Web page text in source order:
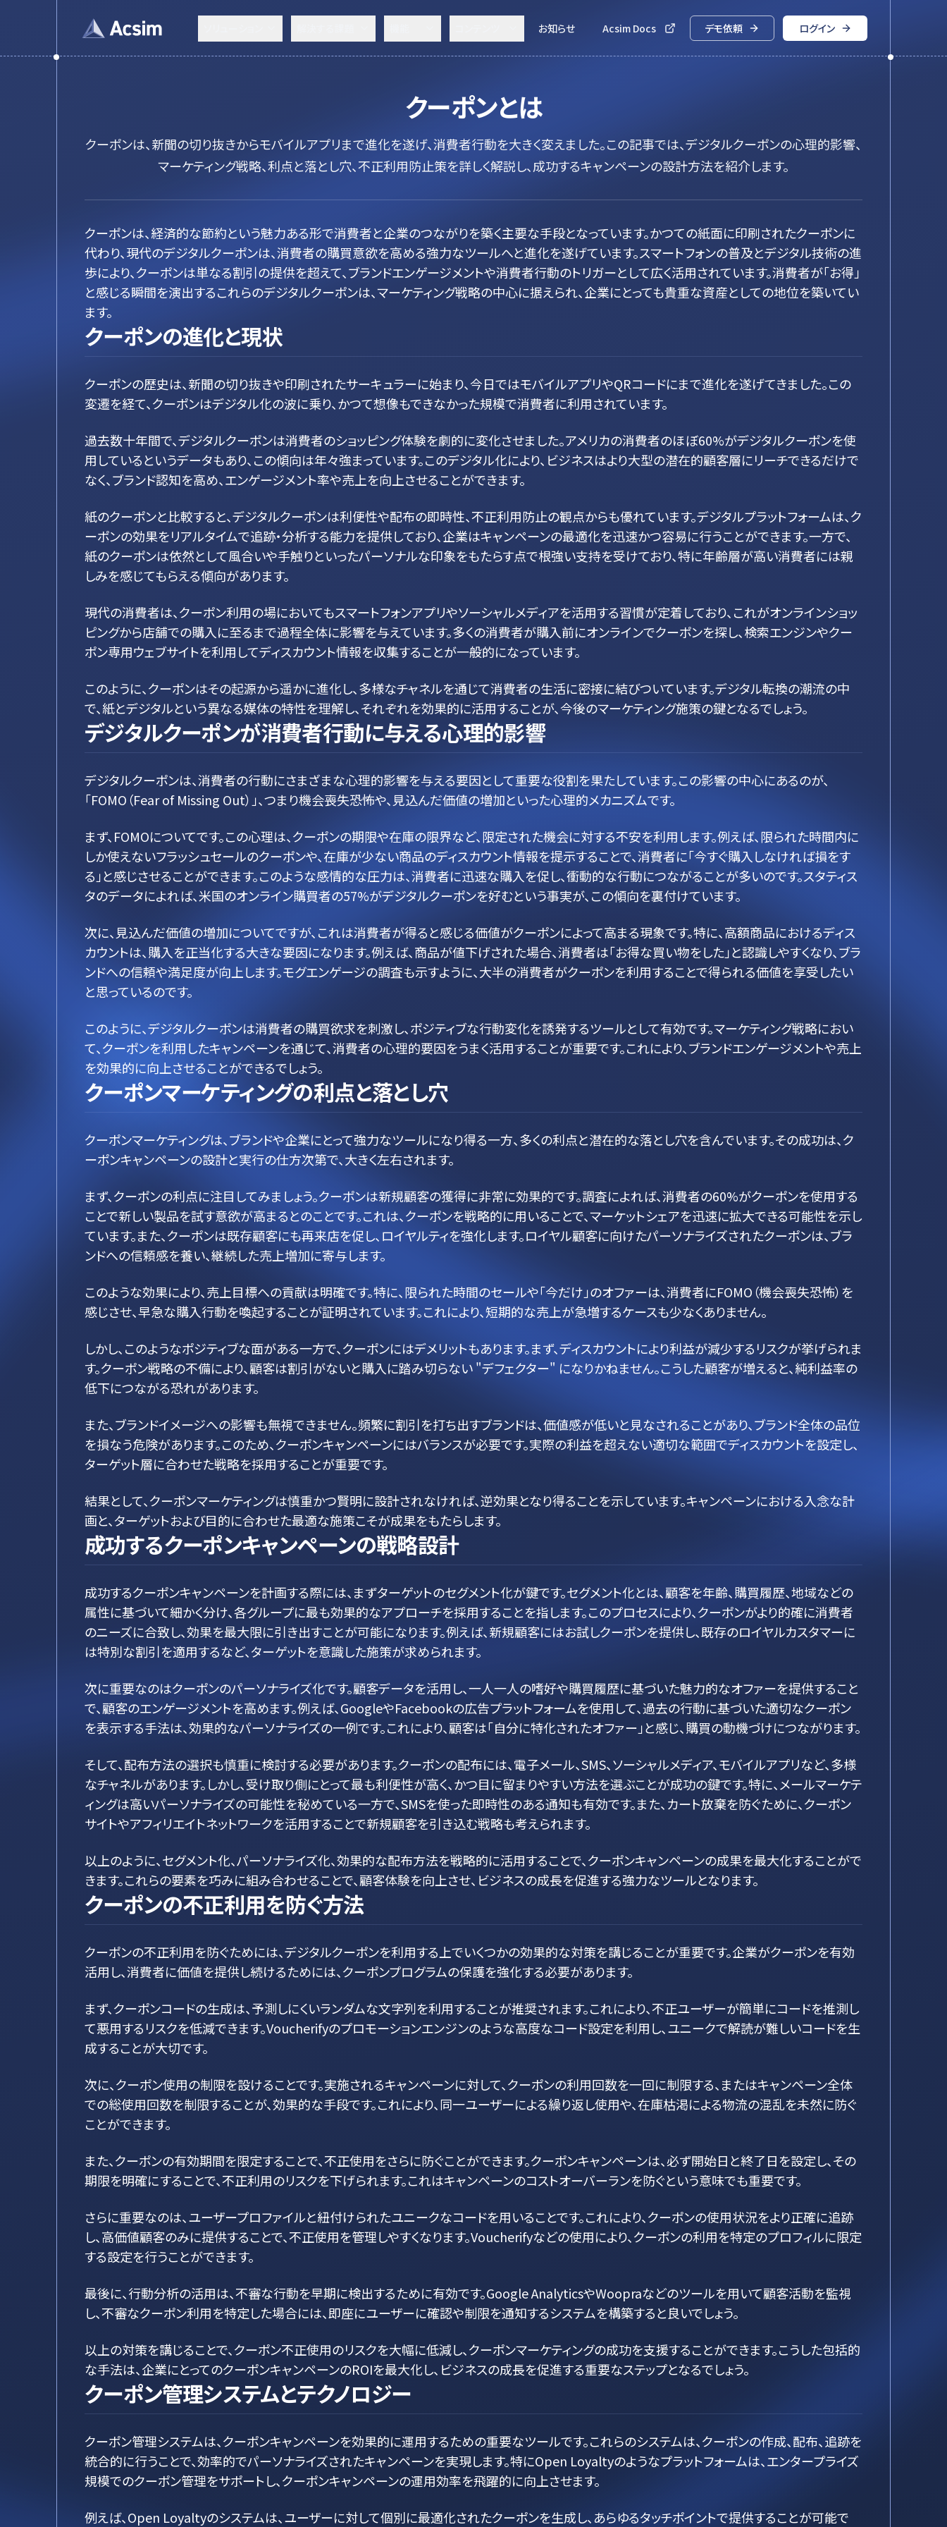
お知らせ Acsim Docs デモ依頼 ログイン
クーポンとは
クーポンは、新聞の切り抜きからモバイルアプリまで進化を遂げ、消費者行動を大きく変えました。この記事では、デジタルクーポンの心理的影響、
マーケティング戦略、利点と落とし穴、不正利用防止策を詳しく解説し、成功するキャンペーンの設計方法を紹介します。
クーポンは、経済的な節約という魅力ある形で消費者と企業のつながりを築く主要な手段となっています。かつての紙面に印刷されたクーポンに
代わり、現代のデジタルクーポンは、消費者の購買意欲を高める強力なツールへと進化を遂げています。スマートフォンの普及とデジタル技術の進
歩により、クーポンは単なる割引の提供を超えて、ブランドエンゲージメントや消費者行動のトリガーとして広く活用されています。消費者が「お得」
と感じる瞬間を演出するこれらのデジタルクーポンは、マーケティング戦略の中心に据えられ、企業にとっても貴重な資産としての地位を築いてい
ます。
クーポンの進化と現状
クーポンの歴史は、新聞の切り抜きや印刷されたサーキュラーに始まり、今日ではモバイルアプリやQRコードにまで進化を遂げてきました。この
変遷を経て、クーポンはデジタル化の波に乗り、かつて想像もできなかった規模で消費者に利用されています。
過去数十年間で、デジタルクーポンは消費者のショッピング体験を劇的に変化させました。アメリカの消費者のほぼ60%がデジタルクーポンを使
用しているというデータもあり、この傾向は年々強まっています。このデジタル化により、ビジネスはより大型の潜在的顧客層にリーチできるだけで
なく、ブランド認知を高め、エンゲージメント率や売上を向上させることができます。
紙のクーポンと比較すると、デジタルクーポンは利便性や配布の即時性、不正利用防止の観点からも優れています。デジタルプラットフォームは、ク
ーポンの効果をリアルタイムで追跡・分析する能力を提供しており、企業はキャンペーンの最適化を迅速かつ容易に行うことができます。一方で、
紙のクーポンは依然として風合いや手触りといったパーソナルな印象をもたらす点で根強い支持を受けており、特に年齢層が高い消費者には親
しみを感じてもらえる傾向があります。
現代の消費者は、クーポン利用の場においてもスマートフォンアプリやソーシャルメディアを活用する習慣が定着しており、これがオンラインショッ
ピングから店舗での購入に至るまで過程全体に影響を与えています。多くの消費者が購入前にオンラインでクーポンを探し、検索エンジンやクー
ポン専用ウェブサイトを利用してディスカウント情報を収集することが一般的になっています。
このように、クーポンはその起源から遥かに進化し、多様なチャネルを通じて消費者の生活に密接に結びついています。デジタル転換の潮流の中
で、紙とデジタルという異なる媒体の特性を理解し、それぞれを効果的に活用することが、今後のマーケティング施策の鍵となるでしょう。
デジタルクーポンが消費者行動に与える心理的影響
デジタルクーポンは、消費者の行動にさまざまな心理的影響を与える要因として重要な役割を果たしています。この影響の中心にあるのが、
「FOMO（Fear of Missing Out）」、つまり機会喪失恐怖や、見込んだ価値の増加といった心理的メカニズムです。
まず、FOMOについてです。この心理は、クーポンの期限や在庫の限界など、限定された機会に対する不安を利用します。例えば、限られた時間内に
しか使えないフラッシュセールのクーポンや、在庫が少ない商品のディスカウント情報を提示することで、消費者に「今すぐ購入しなければ損をす
る」と感じさせることができます。このような感情的な圧力は、消費者に迅速な購入を促し、衝動的な行動につながることが多いのです。スタティス
タのデータによれば、米国のオンライン購買者の57%がデジタルクーポンを好むという事実が、この傾向を裏付けています。
次に、見込んだ価値の増加についてですが、これは消費者が得ると感じる価値がクーポンによって高まる現象です。特に、高額商品におけるディス
カウントは、購入を正当化する大きな要因になります。例えば、商品が値下げされた場合、消費者は「お得な買い物をした」と認識しやすくなり、ブラ
ンドへの信頼や満足度が向上します。モグエンゲージの調査も示すように、大半の消費者がクーポンを利用することで得られる価値を享受したい
と思っているのです。
このように、デジタルクーポンは消費者の購買欲求を刺激し、ポジティブな行動変化を誘発するツールとして有効です。マーケティング戦略におい
て、クーポンを利用したキャンペーンを通じて、消費者の心理的要因をうまく活用することが重要です。これにより、ブランドエンゲージメントや売上
を効果的に向上させることができるでしょう。
クーポンマーケティングの利点と落とし穴
クーポンマーケティングは、ブランドや企業にとって強力なツールになり得る一方、多くの利点と潜在的な落とし穴を含んでいます。その成功は、ク
ーポンキャンペーンの設計と実行の仕方次第で、大きく左右されます。
まず、クーポンの利点に注目してみましょう。クーポンは新規顧客の獲得に非常に効果的です。調査によれば、消費者の60%がクーポンを使用する
ことで新しい製品を試す意欲が高まるとのことです。これは、クーポンを戦略的に用いることで、マーケットシェアを迅速に拡大できる可能性を示し
ています。また、クーポンは既存顧客にも再来店を促し、ロイヤルティを強化します。ロイヤル顧客に向けたパーソナライズされたクーポンは、ブラ
ンドへの信頼感を養い、継続した売上増加に寄与します。
このような効果により、売上目標への貢献は明確です。特に、限られた時間のセールや「今だけ」のオファーは、消費者にFOMO（機会喪失恐怖）を
感じさせ、早急な購入行動を喚起することが証明されています。これにより、短期的な売上が急増するケースも少なくありません。
しかし、このようなポジティブな面がある一方で、クーポンにはデメリットもあります。まず、ディスカウントにより利益が減少するリスクが挙げられま
す。クーポン戦略の不備により、顧客は割引がないと購入に踏み切らない "デフェクター" になりかねません。こうした顧客が増えると、純利益率の
低下につながる恐れがあります。
また、ブランドイメージへの影響も無視できません。頻繁に割引を打ち出すブランドは、価値感が低いと見なされることがあり、ブランド全体の品位
を損なう危険があります。このため、クーポンキャンペーンにはバランスが必要です。実際の利益を超えない適切な範囲でディスカウントを設定し、
ターゲット層に合わせた戦略を採用することが重要です。
結果として、クーポンマーケティングは慎重かつ賢明に設計されなければ、逆効果となり得ることを示しています。キャンペーンにおける入念な計
画と、ターゲットおよび目的に合わせた最適な施策こそが成果をもたらします。
成功するクーポンキャンペーンの戦略設計
成功するクーポンキャンペーンを計画する際には、まずターゲットのセグメント化が鍵です。セグメント化とは、顧客を年齢、購買履歴、地域などの
属性に基づいて細かく分け、各グループに最も効果的なアプローチを採用することを指します。このプロセスにより、クーポンがより的確に消費者
のニーズに合致し、効果を最大限に引き出すことが可能になります。例えば、新規顧客にはお試しクーポンを提供し、既存のロイヤルカスタマーに
は特別な割引を適用するなど、ターゲットを意識した施策が求められます。
次に重要なのはクーポンのパーソナライズ化です。顧客データを活用し、一人一人の嗜好や購買履歴に基づいた魅力的なオファーを提供すること
で、顧客のエンゲージメントを高めます。例えば、GoogleやFacebookの広告プラットフォームを使用して、過去の行動に基づいた適切なクーポン
を表示する手法は、効果的なパーソナライズの一例です。これにより、顧客は「自分に特化されたオファー」と感じ、購買の動機づけにつながります。
そして、配布方法の選択も慎重に検討する必要があります。クーポンの配布には、電子メール、SMS、ソーシャルメディア、モバイルアプリなど、多様
なチャネルがあります。しかし、受け取り側にとって最も利便性が高く、かつ目に留まりやすい方法を選ぶことが成功の鍵です。特に、メールマーケテ
ィングは高いパーソナライズの可能性を秘めている一方で、SMSを使った即時性のある通知も有効です。また、カート放棄を防ぐために、クーポン
サイトやアフィリエイトネットワークを活用することで新規顧客を引き込む戦略も考えられます。
以上のように、セグメント化、パーソナライズ化、効果的な配布方法を戦略的に活用することで、クーポンキャンペーンの成果を最大化することがで
きます。これらの要素を巧みに組み合わせることで、顧客体験を向上させ、ビジネスの成長を促進する強力なツールとなります。
クーポンの不正利用を防ぐ方法
クーポンの不正利用を防ぐためには、デジタルクーポンを利用する上でいくつかの効果的な対策を講じることが重要です。企業がクーポンを有効
活用し、消費者に価値を提供し続けるためには、クーポンプログラムの保護を強化する必要があります。
まず、クーポンコードの生成は、予測しにくいランダムな文字列を利用することが推奨されます。これにより、不正ユーザーが簡単にコードを推測し
て悪用するリスクを低減できます。Voucherifyのプロモーションエンジンのような高度なコード設定を利用し、ユニークで解読が難しいコードを生
成することが大切です。
次に、クーポン使用の制限を設けることです。実施されるキャンペーンに対して、クーポンの利用回数を一回に制限する、またはキャンペーン全体
での総使用回数を制限することが、効果的な手段です。これにより、同一ユーザーによる繰り返し使用や、在庫枯渇による物流の混乱を未然に防ぐ
ことができます。
また、クーポンの有効期間を限定することで、不正使用をさらに防ぐことができます。クーポンキャンペーンは、必ず開始日と終了日を設定し、その
期限を明確にすることで、不正利用のリスクを下げられます。これはキャンペーンのコストオーバーランを防ぐという意味でも重要です。
さらに重要なのは、ユーザープロファイルと紐付けられたユニークなコードを用いることです。これにより、クーポンの使用状況をより正確に追跡
し、高価値顧客のみに提供することで、不正使用を管理しやすくなります。Voucherifyなどの使用により、クーポンの利用を特定のプロフィルに限定
する設定を行うことができます。
最後に、行動分析の活用は、不審な行動を早期に検出するために有効です。Google AnalyticsやWoopraなどのツールを用いて顧客活動を監視
し、不審なクーポン利用を特定した場合には、即座にユーザーに確認や制限を通知するシステムを構築すると良いでしょう。
以上の対策を講じることで、クーポン不正使用のリスクを大幅に低減し、クーポンマーケティングの成功を支援することができます。こうした包括的
な手法は、企業にとってのクーポンキャンペーンのROIを最大化し、ビジネスの成長を促進する重要なステップとなるでしょう。
クーポン管理システムとテクノロジー
クーポン管理システムは、クーポンキャンペーンを効果的に運用するための重要なツールです。これらのシステムは、クーポンの作成、配布、追跡を
統合的に行うことで、効率的でパーソナライズされたキャンペーンを実現します。特にOpen Loyaltyのようなプラットフォームは、エンタープライズ
規模でのクーポン管理をサポートし、クーポンキャンペーンの運用効率を飛躍的に向上させます。
例えば、Open Loyaltyのシステムは、ユーザーに対して個別に最適化されたクーポンを生成し、あらゆるタッチポイントで提供することが可能で